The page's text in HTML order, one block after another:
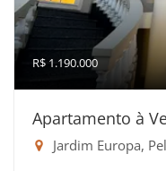
R$ 1.190.000
Apartamento à
Jardim Europa,